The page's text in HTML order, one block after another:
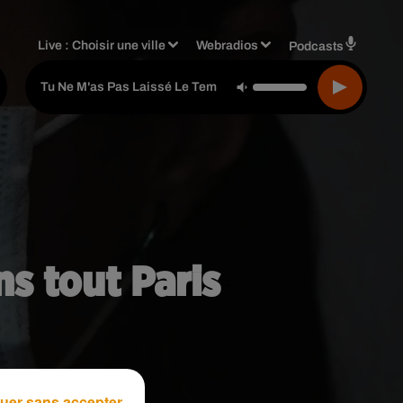
Live :Choisir une ville Webradios Podcasts
Tu Ne M'as Pas Laissé Le Temps - David Hallyday
tout Paris